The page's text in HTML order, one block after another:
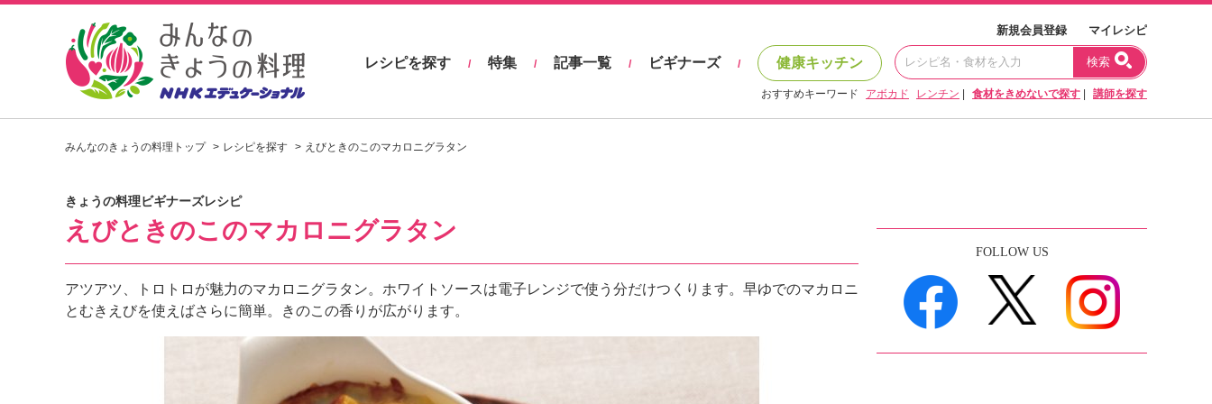
し
ピ
を
見
つ
け
よ
う
H
新規会員登録 マイレシピ
レシピを探す / 特集 / 記事一覧 / ビギナーズ / 健康キッチン 検索
おすすめキーワード アボカド レンチン 食材をきめないで探す 講師を探す
みんなのきょうの料理トップ レシピを探す えびときのこのマカロニグラタン
きょうの料理ビギナーズレシピ
えびときのこのマカロニグラタン
アツアツ、トロトロが魅力のマカロニグラタン。ホワイトソースは電子レンジで使う分だけつくります。早ゆでのマカロニ
とむきえびを使えばさらに簡単。きのこの香りが広がります。
FOLLOW US